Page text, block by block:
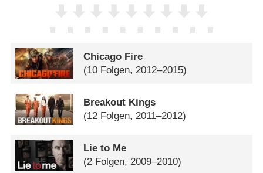
Chicago Fire
(10 Folgen, 2012–2015)
Breakout Kings
(12 Folgen, 2011–2012)
Lie to Me
(2 Folgen, 2009–2010)